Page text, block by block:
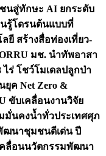
นสู่ทักษะ AI ยกระดับ
นรู้โดรนต้นแบบที่
ยี สร้างสื่อท่องเที่ยว-
มช. นำทัพอาสา
ไร่ โชว์โมเดลปลูกป่า
ค Net Zero &
ขับเคลื่อนงานวิจัย
มั่นคงน้ำทั่วประเทศศุภ
ฒนาชุมชนดีเด่น ปี
คลื่อนนวัตกรรมพัฒนา